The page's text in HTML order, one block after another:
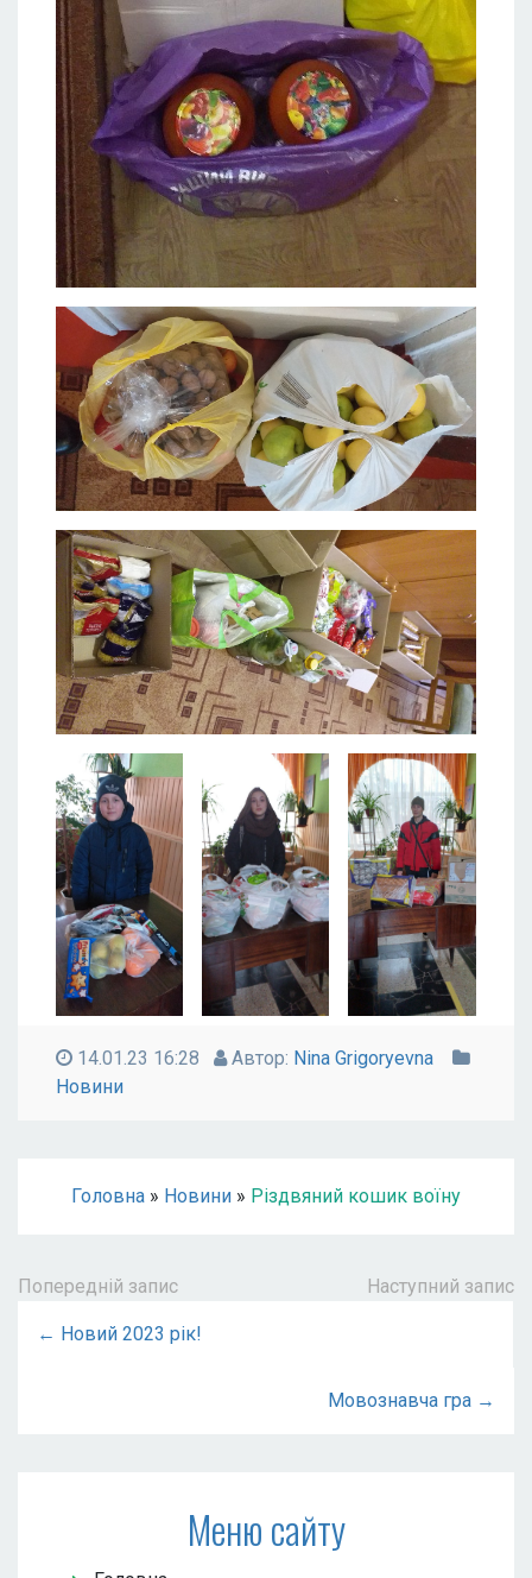
14.01.23 16:28 Автор: Nina Grigoryevna
Новини
Головна » Новини » Різдвяний кошик воїну
Попередній запис Наступний запис
← Новий 2023 рік!
Мовознавча гра →
Меню сайту